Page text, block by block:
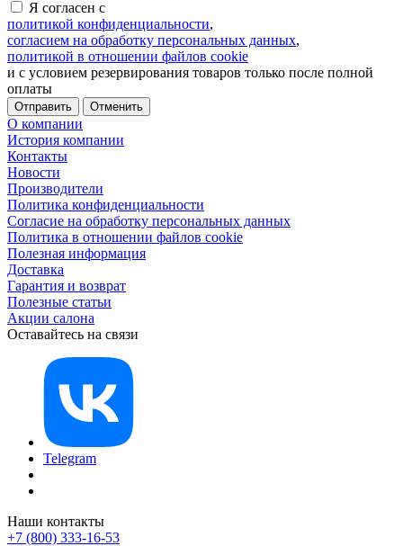
Я согласен с
политикой конфиденциальности,
согласием на обработку персональных данных,
политикой в отношении файлов cookie
и с условием резервирования товаров только после полной
оплаты
Отменить
О компании
История компании
Контакты
Новости
Производители
Политика конфиденциальности
Согласие на обработку персональных данных
Политика в отношении файлов cookie
Полезная информация
Доставка
Гарантия и возврат
Полезные статьи
Акции салона
Оставайтесь на связи
Telegram
Наши контакты
+7 (800) 333-16-53